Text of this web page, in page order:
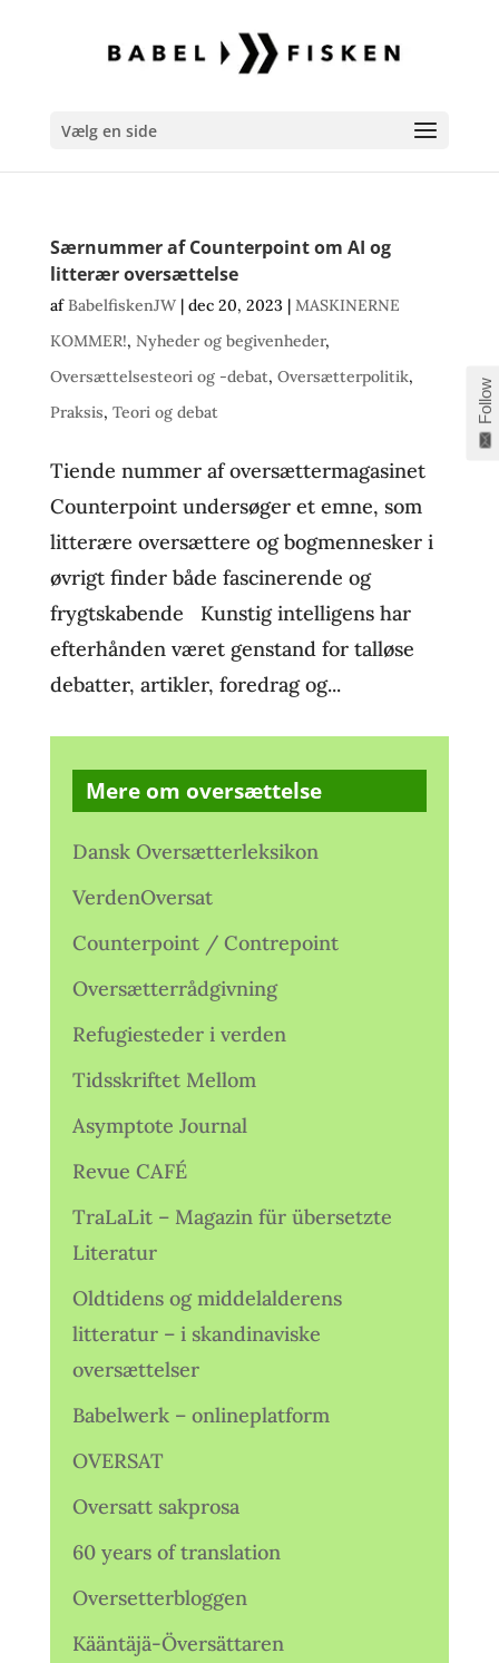
Vælg en side
Særnummer af Counterpoint om AI og
litterær oversættelse
afBabelfiskenJW| dec 20, 2023| MASKINERNE
KOMMER!, Nyheder og begivenheder,
Oversættelsesteori og -debat, Oversætterpolitik,
Praksis, Teori og debat
Tiende nummer af oversættermagasinet
Counterpoint undersøger et emne, som
litterære oversættere og bogmennesker i
øvrigt finder både fascinerende og
frygtskabende Kunstig intelligens har
efterhånden været genstand for talløse
debatter, artikler, foredrag og...
Mere om oversættelse
Dansk Oversætterleksikon
VerdenOversat
Counterpoint / Contrepoint
Oversætterrådgivning
Refugiesteder i verden
Tidsskriftet Mellom
Asymptote Journal
Revue CAFÉ
TraLaLit – Magazin für übersetzte
Literatur
Oldtidens og middelalderens
litteratur – i skandinaviske
oversættelser
Babelwerk – onlineplatform
OVERSAT
Oversatt sakprosa
60 years of translation
Oversetterbloggen
Kääntäjä-Översättaren
Follow